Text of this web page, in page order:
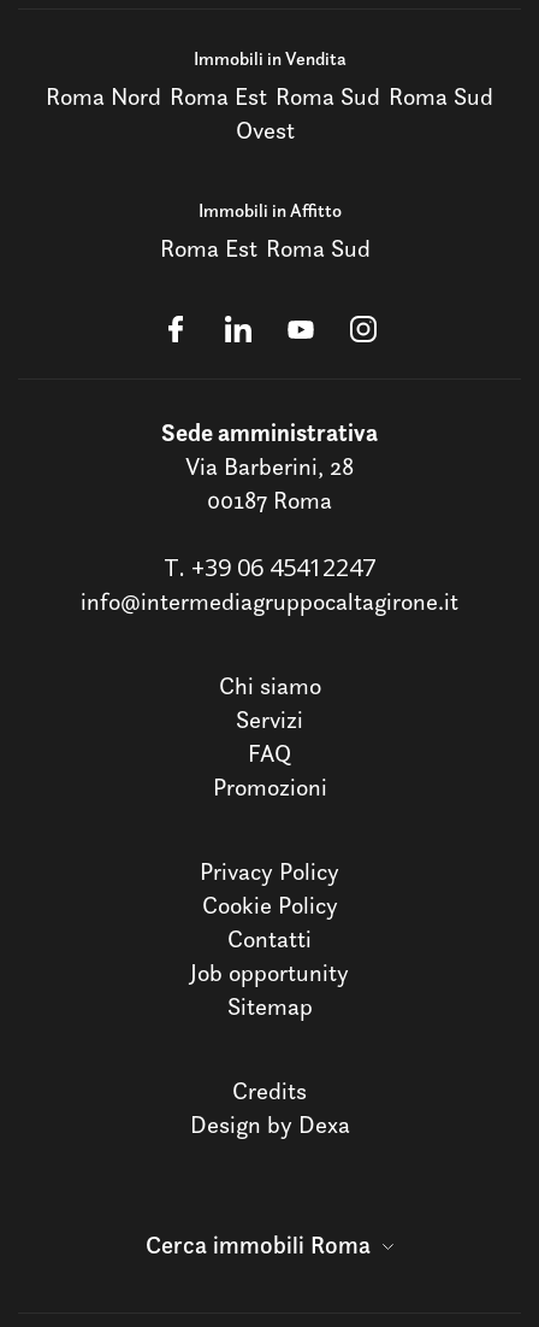
Immobili in Vendita
Roma Nord Roma Est Roma Sud Roma Sud
Ovest
Immobili in Affitto
Roma Est Roma Sud
Sede amministrativa
Via Barberini, 28
00187 Roma
T. +39 06 45412247
info@intermediagruppocaltagirone.it
Chi siamo
Servizi
FAQ
Promozioni
Privacy Policy
Cookie Policy
Contatti
Job opportunity
Sitemap
Credits
Design by Dexa
Cerca immobili Roma